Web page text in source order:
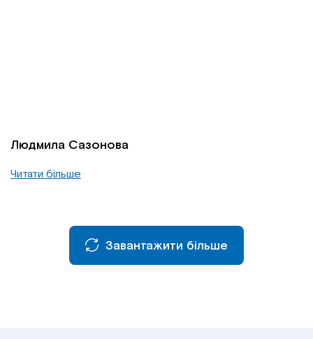
Людмила Сазонова
Читати більше
Завантажити більше